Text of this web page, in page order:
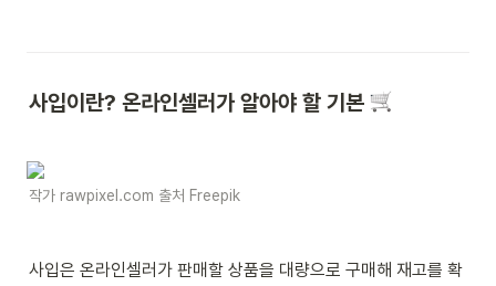
사입이란? 온라인셀러가 알아야 할 기본
작가 rawpixel.com 출처 Freepik
사입은 온라인셀러가 판매할 상품을 대량으로 구매해 재고를 확